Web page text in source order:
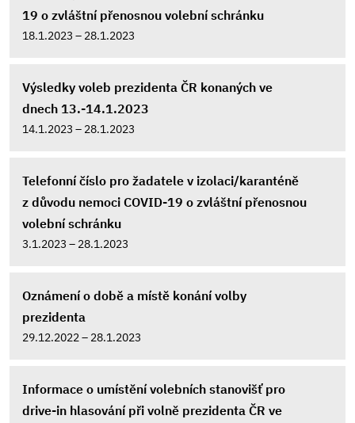
19 o zvláštní přenosnou volební schránku
18.1.2023 – 28.1.2023
Výsledky voleb prezidenta ČR konaných ve
dnech 13.-14.1.2023
14.1.2023 – 28.1.2023
Telefonní číslo pro žadatele v izolaci/karanténě
z důvodu nemoci COVID-19 o zvláštní přenosnou
volební schránku
3.1.2023 – 28.1.2023
Oznámení o době a místě konání volby
prezidenta
29.12.2022 – 28.1.2023
Informace o umístění volebních stanovišť pro
drive-in hlasování při volně prezidenta ČR ve